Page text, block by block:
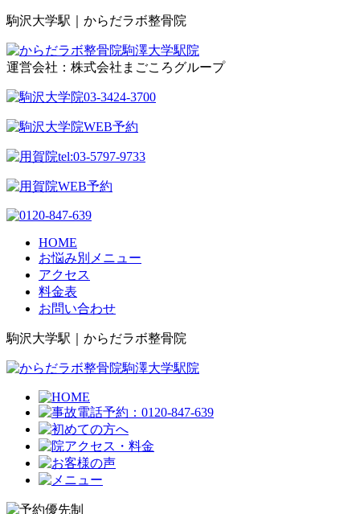
駒沢大学駅｜からだラボ整骨院
運営会社：株式会社まごころグループ
HOME
お悩み別メニュー
アクセス
料金表
お問い合わせ
駒沢大学駅｜からだラボ整骨院